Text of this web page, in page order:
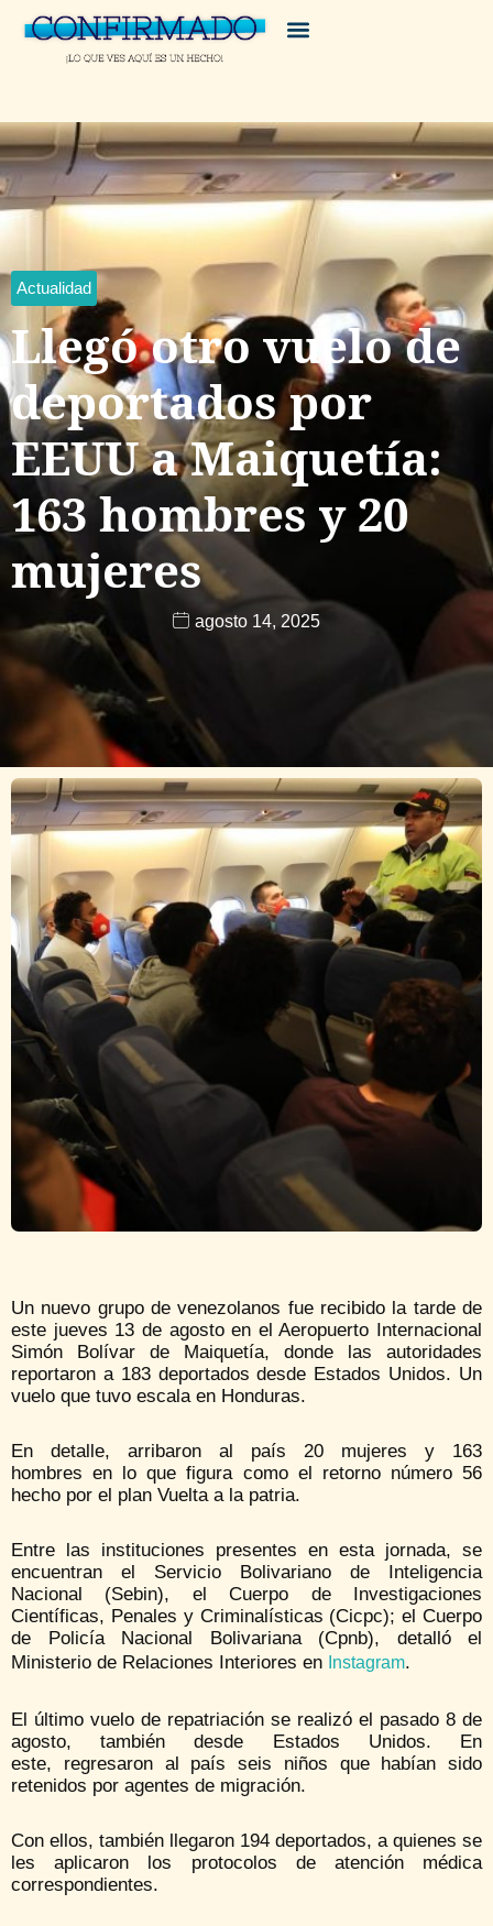
Actualidad
Llegó otro vuelo de
deportados por
EEUU a Maiquetía:
163 hombres y 20
mujeres
agosto 14, 2025
Un nuevo grupo de venezolanos fue recibido la tarde de
este jueves 13 de agosto en el Aeropuerto Internacional
Simón Bolívar de Maiquetía, donde las autoridades
reportaron a 183 deportados desde Estados Unidos. Un
vuelo que tuvo escala en Honduras.
En detalle, arribaron al país 20 mujeres y 163
hombres en lo que figura como el retorno número 56
hecho por el plan Vuelta a la patria.
Entre las instituciones presentes en esta jornada, se
encuentran el Servicio Bolivariano de Inteligencia
Nacional (Sebin), el Cuerpo de Investigaciones
Científicas, Penales y Criminalísticas (Cicpc); el Cuerpo
de Policía Nacional Bolivariana (Cpnb), detalló el
Ministerio de Relaciones Interiores en Instagram.
El último vuelo de repatriación se realizó el pasado 8 de
agosto, también desde Estados Unidos. En
este, regresaron al país seis niños que habían sido
retenidos por agentes de migración.
Con ellos, también llegaron 194 deportados, a quienes se
les aplicaron los protocolos de atención médica
correspondientes.